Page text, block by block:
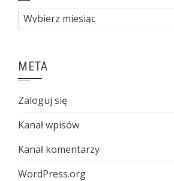
Archiwa
META
Zaloguj się
Kanał wpisów
Kanał komentarzy
WordPress.org